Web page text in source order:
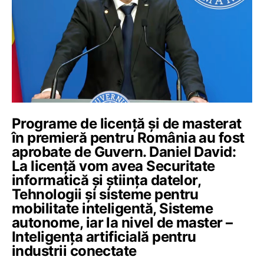
Programe de licență și de masterat
în premieră pentru România au fost
aprobate de Guvern. Daniel David:
La licență vom avea Securitate
informatică și știința datelor,
Tehnologii și sisteme pentru
mobilitate inteligentă, Sisteme
autonome, iar la nivel de master –
Inteligența artificială pentru
industrii conectate